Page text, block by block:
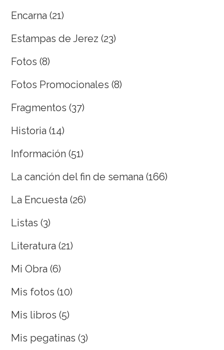
Encarna (21)
Estampas de Jerez (23)
Fotos (8)
Fotos Promocionales (8)
Fragmentos (37)
Historia (14)
Información (51)
La canción del fin de semana (166)
La Encuesta (26)
Listas (3)
Literatura (21)
Mi Obra (6)
Mis fotos (10)
Mis libros (5)
Mis pegatinas (3)